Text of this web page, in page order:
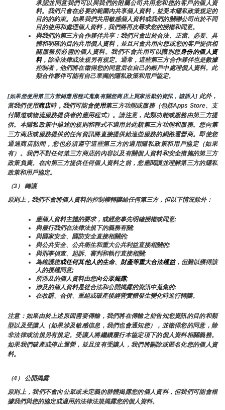
承認並同意我們可以與我們的附屬公司共用您和您的客戶的個人資
料。我們只會在必要的範圍內共享個人資料，並受本隱私政策規定的
目的的約束。如果我們共用敏感個人資料或我們的關聯公司出於不同
目的使用和處理個人資料，我們將再次尋求您的授權和同意。
與我們的第三方合作夥伴共享：我們只會出於合法、正當、必要、具
體和明確的目的共用個人資料，並且只會共用向您或您的客戶提供相
關服務所必需的個人資料。我們不會共用可以識別您身份的個人資
料，除非法律或法規另有規定。通常，這些第三方合作夥伴也是數據
控制者，他們將在徵得您的同意后在自己的帳戶中處理個人資料。此
類合作夥伴可能有自己單獨的隱私政策和用戶協定。
[如果您使用第三方营銷應用程式蒐集有關您商店上買家活動的資訊，請插入] 此外，
當我們使用商店時， 我們可能會使用第三方功能或服務（包括Apps Store、支
付閘道或物流服務提供者的應用程式）。請注意，此類功能或服務由第三方提
供。本隱私政策中描述的規則和程式不適用於此類第三方功能和服務。您向第
三方商店或服務提供的任何資訊將直接提供給這些服務的網路運營商。即使您
通過商店訪問，您也必須遵守這些第三方的適用隱私政策和用戶協定（如果
有）。我們不對任何第三方商店的內容以及有關個人資料和安全措施的第三方
政策負責。在向第三方提供任何個人資料之前，您應閱讀並理解第三方的隱私
政策和用戶協定。
（3） 轉讓
原則上，我們不會將個人資料的控制權轉讓給任何第三方，但以下情況除外：
應個人資料主體的要求，或經您事先明確授權或同意;
與履行我們在法律法規下的義務有關;
與國家安全、國防安全直接相關的;
與公共安全、公共衛生和重大公共利益直接相關的;
與刑事偵查、起訴、審判和執行直接相關;
為維護您或任何其他人的生命、財產等重大合法權益，但難以獲得該
人的授權同意;
所涉及的個人資料由您向公眾揭露;
涉及的個人資料是從合法和公開揭露的資訊中蒐集的;
在收購、合併、重組或破產後經營實體發生變化時進行轉讓。
注意：如果由於上述原因需要傳輸，我們將在傳輸之前告知您資訊的目的和類
型以及受讓人（如果涉及敏感信息，我們也會通知您），並徵得您的同意，除
非法律或法規另有規定。受讓人將繼續履行本協定項下的個人資料相關義務。
如果我們破產或停止運營，並且沒有受讓人，我們將刪除或匿名化您的個人資
料。
（4） 公開揭露
原則上，我們不會向公眾或未定義的群體揭露您的個人資料，但我們可能會根
據我們與您的協定或適用的法律法規揭露您的個人資料。